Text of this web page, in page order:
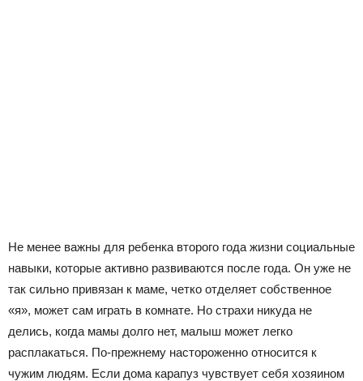
Не менее важны для ребенка второго года жизни социальные
навыки, которые активно развиваются после года. Он уже не
так сильно привязан к маме, четко отделяет собственное
«я», может сам играть в комнате. Но страхи никуда не
делись, когда мамы долго нет, малыш может легко
расплакаться. По-прежнему настороженно относится к
чужим людям. Если дома карапуз чувствует себя хозяином